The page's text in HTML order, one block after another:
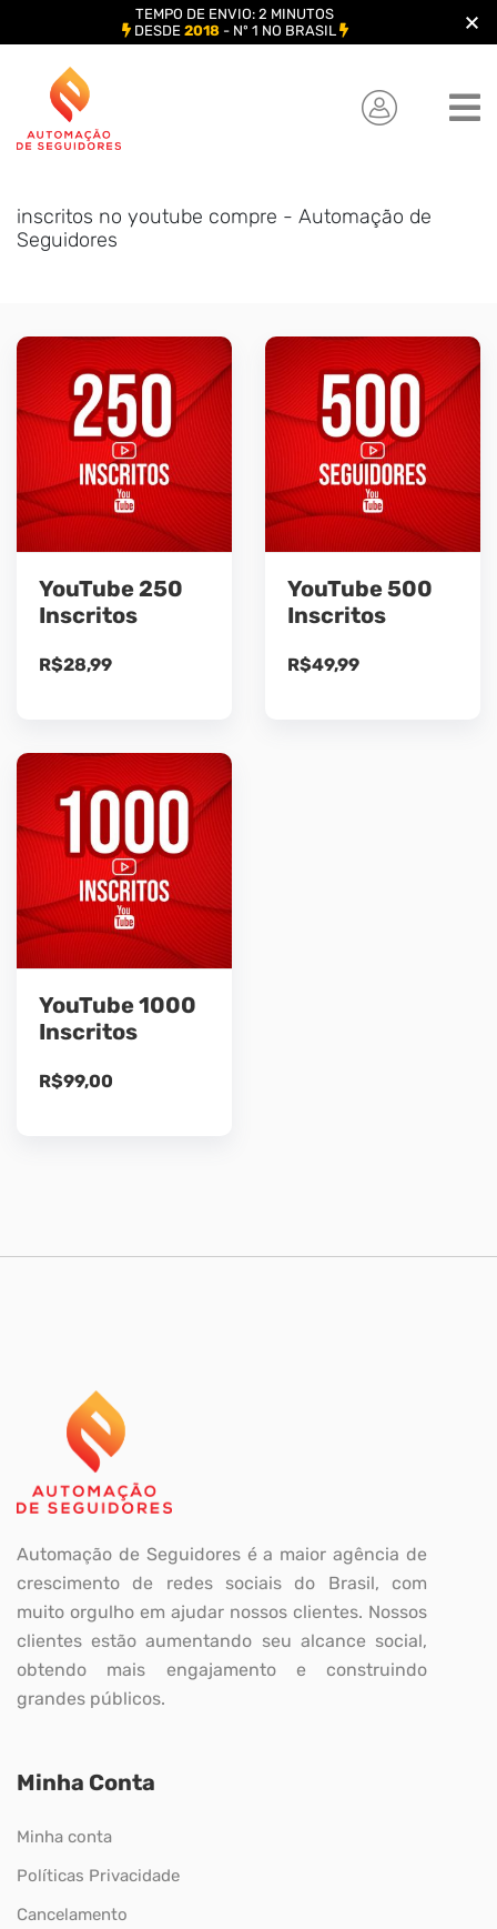
content
inscritos no youtube compre - Automação de
Seguidores
YouTube 250
Inscritos
R$28,99
YouTube 500
Inscritos
R$49,99
YouTube 1000
Inscritos
R$99,00
Automação de Seguidores é a maior agência de
crescimento de redes sociais do Brasil, com
muito orgulho em ajudar nossos clientes. Nossos
clientes estão aumentando seu alcance social,
obtendo mais engajamento e construindo
grandes públicos.
Minha Conta
Minha conta
Políticas Privacidade
Cancelamento
TEMPO DE ENVIO: 2 MINUTOS
DESDE 2018- Nº 1 NO BRASIL